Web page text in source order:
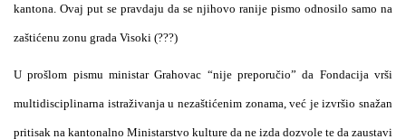
kantona. Ovaj put se pravdaju da se njihovo ranije pismo odnosilo samo na
zaštićenu zonu grada Visoki (???)
U prošlom pismu ministar Grahovac “nije preporučio” da Fondacija vrši
multidisciplinarna istraživanja u nezaštićenim zonama, već je izvršio snažan
pritisak na kantonalno Ministarstvo kulture da ne izda dozvole te da zaustavi